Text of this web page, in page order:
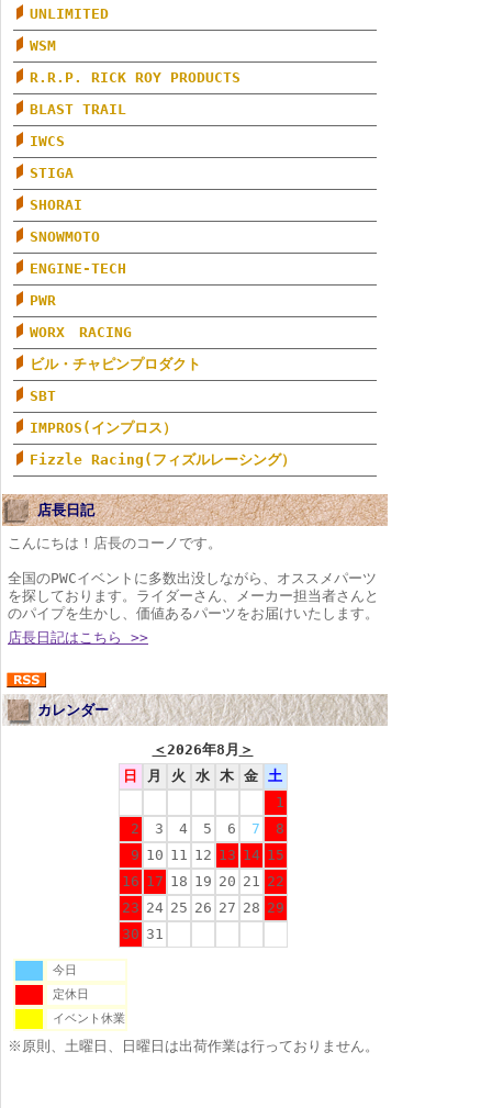
UNLIMITED
WSM
R.R.P. RICK ROY PRODUCTS
BLAST TRAIL
IWCS
STIGA
SHORAI
SNOWMOTO
ENGINE-TECH
PWR
WORX RACING
ビル・チャピンプロダクト
SBT
IMPROS(インプロス）
Fizzle Racing(フィズルレーシング）
店長日記
こんにちは！店長のコーノです。
全国のPWCイベントに多数出没しながら、オススメパーツ
を探しております。ライダーさん、メーカー担当者さんと
のパイプを生かし、価値あるパーツをお届けいたします。
店長日記はこちら >>
カレンダー
＜2026年8月 ＞
日
月 火 水 木 金 土
1
2
3 4 5 6 7
8
9 10 11 12 13 14 15
16 17 18 19 20 21 22
23 24 25 26 27 28 29
30 31
今日
定休日
イベント休業
※原則、土曜日、日曜日は出荷作業は行っておりません。